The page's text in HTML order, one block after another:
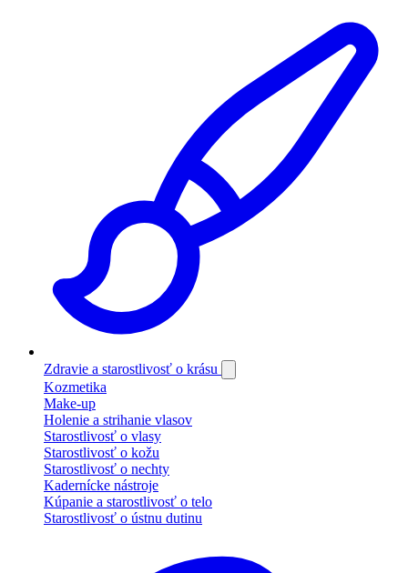
Zdravie a starostlivosť o krásu
Kozmetika
Make-up
Holenie a strihanie vlasov
Starostlivosť o vlasy
Starostlivosť o kožu
Starostlivosť o nechty
Kadernícke nástroje
Kúpanie a starostlivosť o telo
Starostlivosť o ústnu dutinu